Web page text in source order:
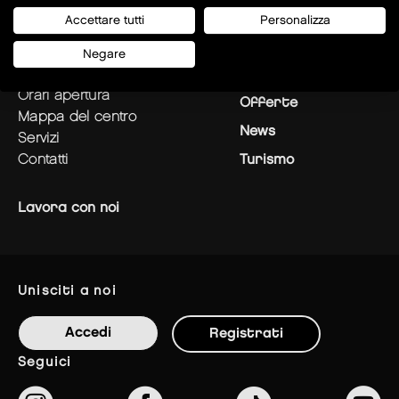
pianifica la tua visita
orari apertura
mappa del centro
servizi
contatti
Offerte
News
Turismo
Lavora con noi
unisciti a noi
Accedi Registrati
seguici
Accettare tutti Personalizza
Negare